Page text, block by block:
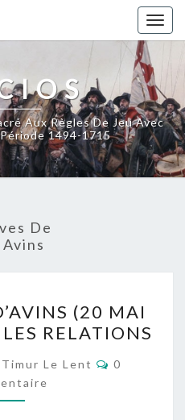
Aux Règles De Jeu Avec
1494-1715
De
Avins
BATAILLE
D’AVINS
(20
MAI
1635)
(20 MAI
RELATIONS
Timur Le Lent
0